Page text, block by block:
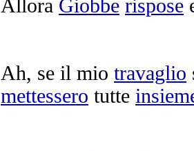
Allora Giobbe rispose
Ah, se il mio travaglio
mettessero tutte